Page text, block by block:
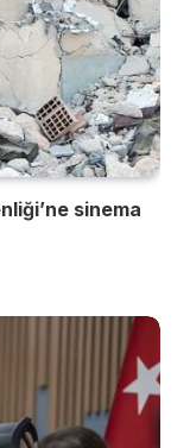
sinema